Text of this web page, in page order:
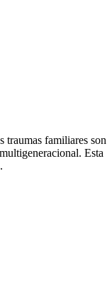
traumas familiares son
Esta